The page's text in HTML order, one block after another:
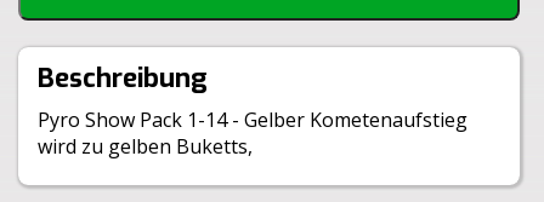
Inhalt je VE:
6 Stück
Größe:
18,0x18,5x15,0cm
Gewicht Brutto:
Gewicht Netto:
BAM:
BAM-F2-0720
Beschreibung
Pyro Show Pack 1-14 - Gelber Kometenaufstieg
wird zu gelben Buketts,